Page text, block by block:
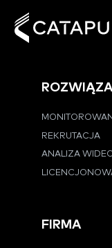
REKRUTACJA
ANALIZA
FIRMA